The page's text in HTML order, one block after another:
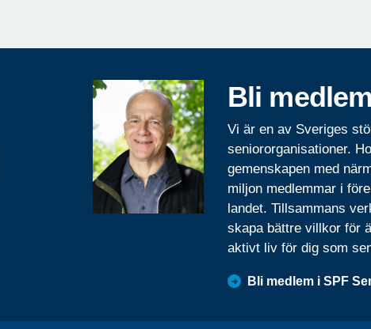
Bli medlem
Vi är en av Sveriges
seniororganisationer.
gemenskapen med
miljon medlemmar i
landet. Tillsammans
skapa bättre villkor för
aktivt liv för dig som
Bli medlem i SPF